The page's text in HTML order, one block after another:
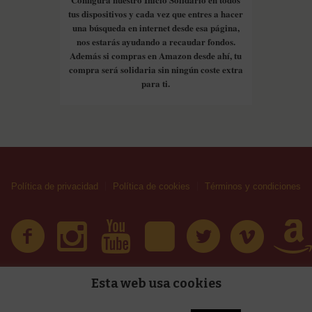
tus dispositivos y cada vez que entres a hacer
una búsqueda en internet desde esa página,
nos estarás ayudando a recaudar fondos.
Además si compras en Amazon desde ahí, tu
compra será solidaria sin ningún coste extra
para ti.
Política de privacidad Política de cookies Términos y condiciones
Esta web usa cookies